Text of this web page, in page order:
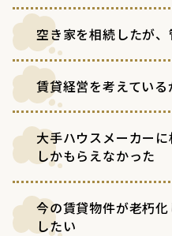
空き家を相続したが
賃貸経営を考えてい
大手ハウスメーカー
しかもらえなかった
今の賃貸物件が老朽
したい